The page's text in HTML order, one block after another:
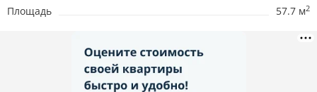
Площадь
57.7 м2